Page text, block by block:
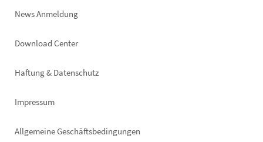
News Anmeldung
Footer
Download Center
Haftung & Datenschutz
Impressum
Allgemeine Geschäftsbedingungen